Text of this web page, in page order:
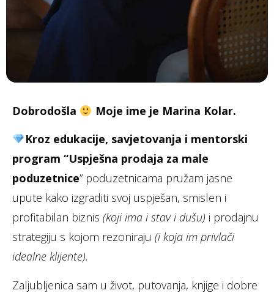
Dobrodošla
Moje ime je Marina Kolar.
Kroz edukacije, savjetovanja i mentorski
program “Uspješna prodaja za male
poduzetnice” poduzetnicama pružam jasne
upute kako izgraditi svoj uspješan, smislen i
profitabilan biznis (koji ima i stav i dušu) i prodajnu
strategiju s kojom rezoniraju (i koja im privlači
idealne klijente).
Zaljubljenica sam u život, putovanja, knjige i dobre